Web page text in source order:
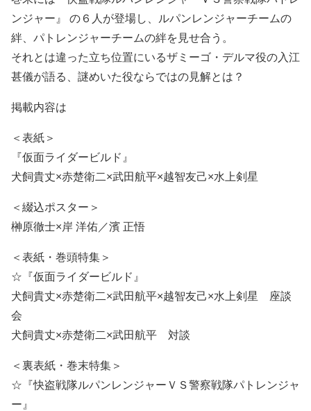
ンジャー』 の６人が登場し、ルパンレンジャーチームの
絆、パトレンジャーチームの絆を見せ合う。
それとは違った立ち位置にいるザミーゴ・デルマ役の入江
甚儀が語る、謎めいた役ならではの見解とは？
掲載内容は
＜表紙＞
『仮面ライダービルド』
犬飼貴丈×赤楚衛二×武田航平×越智友己×水上剣星
＜綴込ポスター＞
榊原徹士×岸 洋佑／濱 正悟
＜表紙・巻頭特集＞
☆『仮面ライダービルド』
犬飼貴丈×赤楚衛二×武田航平×越智友己×水上剣星 座談
会
犬飼貴丈×赤楚衛二×武田航平 対談
＜裏表紙・巻末特集＞
☆『快盗戦隊ルパンレンジャーＶＳ警察戦隊パトレンジャ
ー』